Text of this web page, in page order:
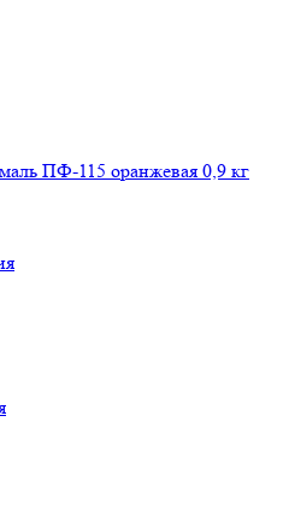
ПФ-115 оранжевая 0,9 кг